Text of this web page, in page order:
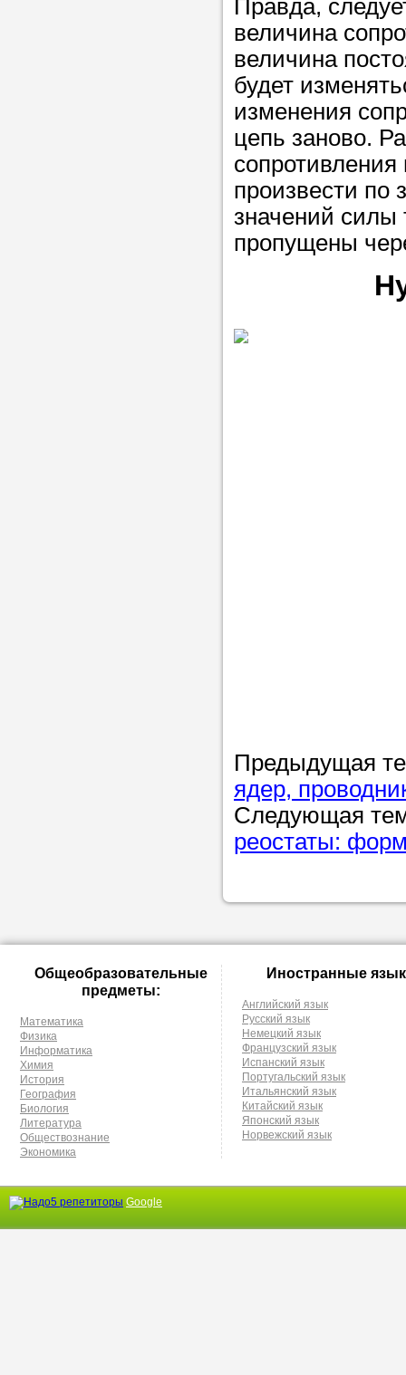
Правда,
величина
величина
будет
изменения
цепь заново.
произвести по
значений силы
пропущены
Предыдущая
ядер,
Следующая
реостаты:
Общеобразовательные
предметы:
Математика
Физика
Информатика
Химия
История
География
Биология
Литература
Обществознание
Экономика
Иностранные
Английский язык
Русский язык
Немецкий язык
Французский язык
Испанский язык
Португальский язык
Итальянский язык
Китайский язык
Японский язык
Норвежский язык
Google